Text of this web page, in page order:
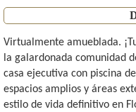
Virtualmente amueblada.
la galardonada comunidad
casa ejecutiva con piscina
espacios amplios y áreas
estilo de vida definitivo en